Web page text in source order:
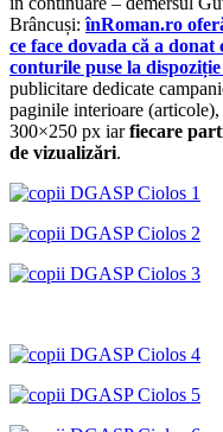
Brâncuși:înRoman.ro
ce face dovada că a
conturile puse la
publicitare dedicate
paginile interioare
300×250 px iarfiecare
de vizualizări.